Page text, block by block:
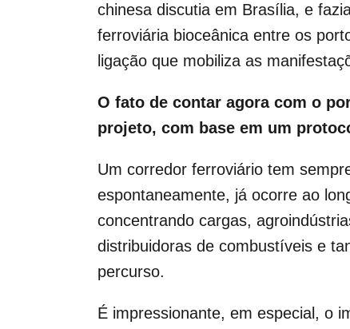
chinesa discutia em Brasília, e
ferroviária bioceânica entre os
ligação que mobiliza as
O fato de contar agora com o
projeto, com base em um
Um corredor ferroviário tem
espontaneamente, já ocorre ao
concentrando cargas,
distribuidoras de combustíveis e
percurso.
É impressionante, em especial, o